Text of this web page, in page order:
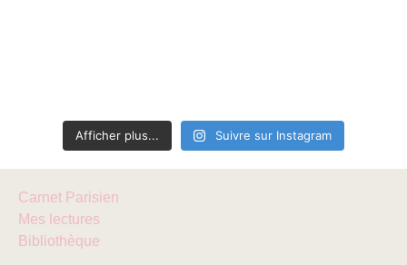
Afficher plus... Suivre sur Instagram
Carnet Parisien
Mes lectures
Bibliothèque